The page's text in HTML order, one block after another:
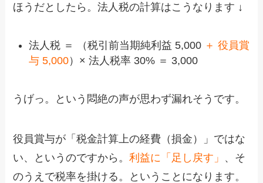
ほうだとしたら。法人税の計算はこうなります ↓
法人税 ＝ （税引前当期純利益 5,000 ＋ 役員賞
与 5,000）× 法人税率 30% ＝ 3,000
うげっ。という悶絶の声が思わず漏れそうです。
役員賞与が「税金計算上の経費（損金）」ではな
い、というのですから。利益に「足し戻す」 、そ
のうえで税率を掛ける。ということになります。